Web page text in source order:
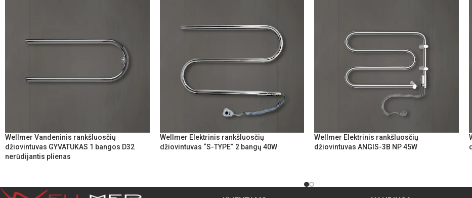
Wellmer Vandeninis rankšluosčių
džiovintuvas GYVATUKAS 1 bangos D32
nerūdijantis plienas
Wellmer Elektrinis rankšluosčių
džiovintuvas “S-TYPE“ 2 bangų 40W
Wellmer Elektrinis rankšluosčių
džiovintuvas ANGIS-3B NP 45W